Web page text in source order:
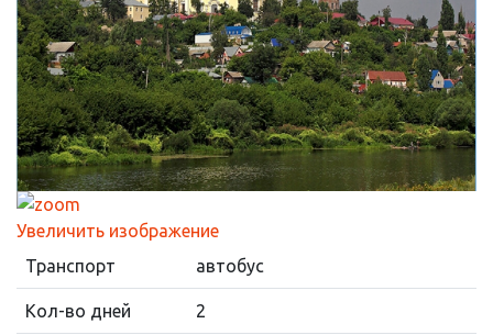
Увеличить изображение
Транспорт
автобус
Кол-во дней 2